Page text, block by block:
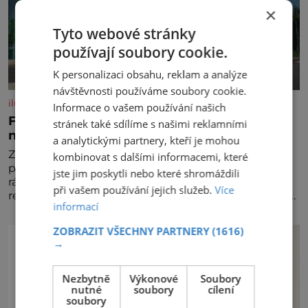
iluxus.cz
Ford dává český fotbal do pohybu. Stává se
novým partnerem FAČR
Značka Ford se od srpna 2026 stává novým
partnerem Fotbalové asociace České republiky. V
rámci tříleté spolupráce zajistí mobilitu asociace,
reprezentačních týmů i českého fotbalu v regionech.
×
Tyto webové stránky
používají soubory cookie.
K personalizaci obsahu, reklam a analýze
návštěvnosti používáme soubory cookie.
Informace o vašem používání našich
stránek také sdílíme s našimi reklamními
a analytickými partnery, kteří je mohou
kombinovat s dalšími informacemi, které
jste jim poskytli nebo které shromáždili
při vašem používání jejich služeb.Více
informací
ZOBRAZIT VŠECHNY PARTNERY(1616)
→
Nezbytně
nutné
soubory
Výkonové
soubory
Soubory
cílení